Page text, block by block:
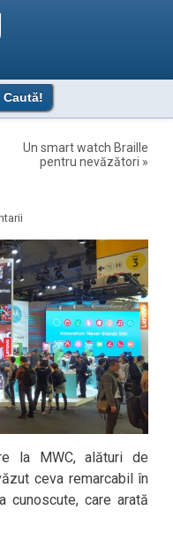
Un smart watch Braille
pentru nevăzători »
la MWC, alături de
ceva remarcabil în
cunoscute, care arată